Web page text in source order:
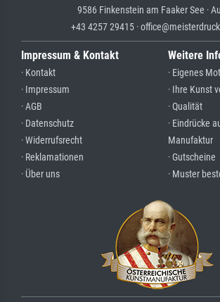
9586 Finkenstein am Faaker See ·
+43 4257 29415 ·
Impressum & Kontakt
· Kontakt
· Impressum
· AGB
· Datenschutz
· Widerrufsrecht
· Reklamationen
· Über uns
Weitere
· Eigenes
· Ihre Kunst
· Qualität
· Eindrücke
Manufaktur
· Gutscheine
· Muster